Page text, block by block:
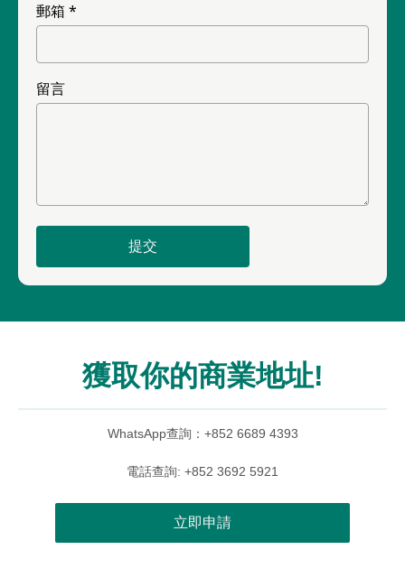
郵箱
留言
提交
獲取你的商業地址!
WhatsApp查詢：+852 6689 4393
電話查詢: +852 3692 5921
立即申請